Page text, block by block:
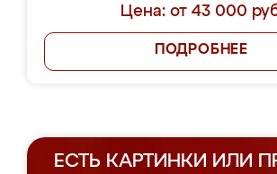
Цена: от 43 000
ПОДРОБНЕЕ
ЕСТЬ КАРТИНКИ ИЛИ